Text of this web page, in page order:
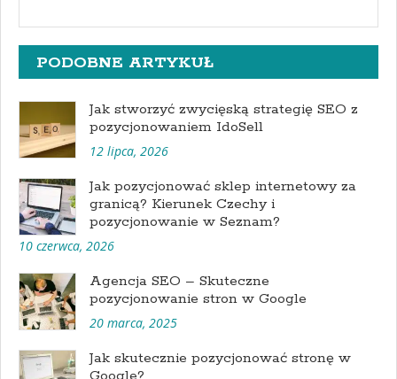
PODOBNE ARTYKUŁ
Jak stworzyć zwycięską strategię SEO z
pozycjonowaniem IdoSell
12 lipca, 2026
Jak pozycjonować sklep internetowy za
granicą? Kierunek Czechy i
pozycjonowanie w Seznam?
10 czerwca, 2026
Agencja SEO – Skuteczne
pozycjonowanie stron w Google
20 marca, 2025
Jak skutecznie pozycjonować stronę w